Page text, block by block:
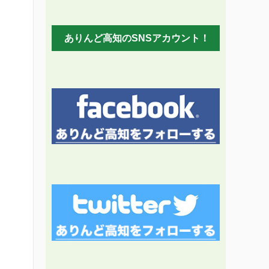
ありんど高知のSNSアカウント！